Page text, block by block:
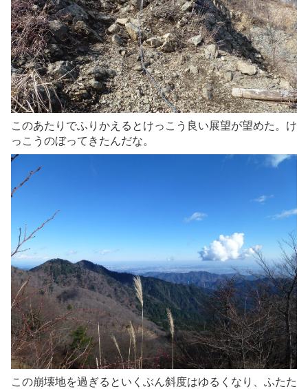
このあたりでふりかえるとけっこう良い展望が望めた。け
っこうのぼってきたんだな。
この崩壊地を過ぎるといくぶん斜度はゆるくなり、ふたた